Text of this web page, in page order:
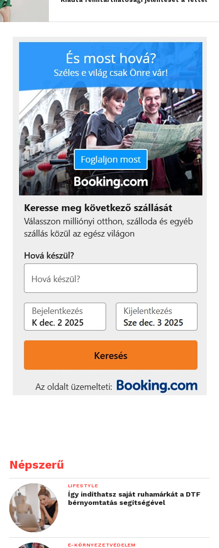
Népszerű
LIFESTYLE
Így indíthatsz saját ruhamárkát a DTF
bérnyomtatás segítségével
E-KÖRNYEZETVÉDELEM